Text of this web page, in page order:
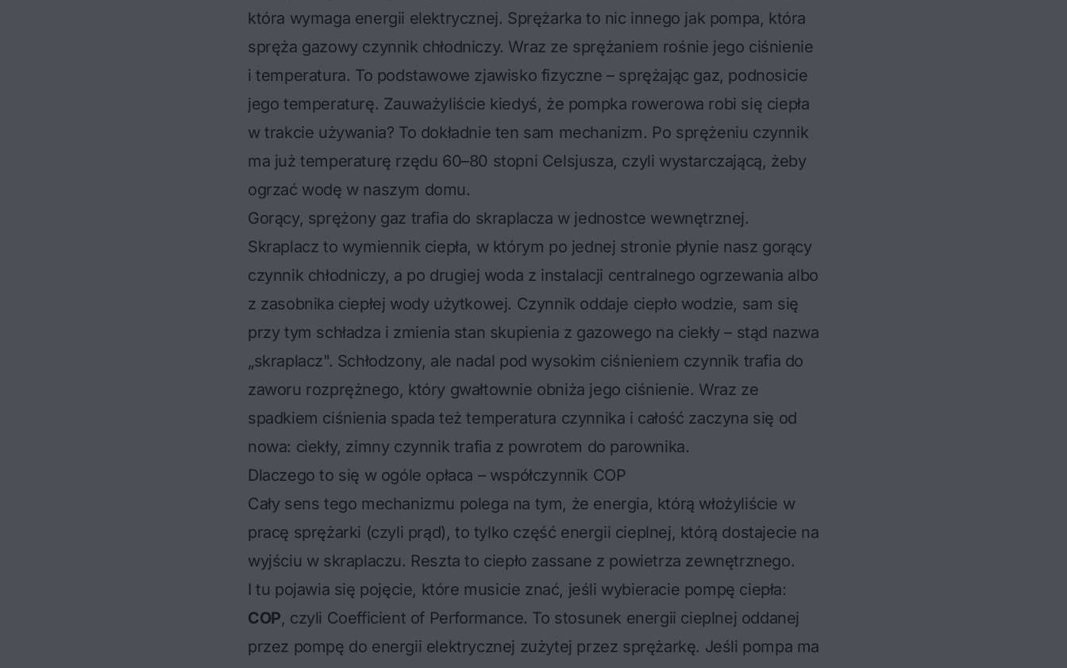
która wymaga energii elektrycznej. Sprężarka to nic innego jak pompa, która
spręża gazowy czynnik chłodniczy. Wraz ze sprężaniem rośnie jego ciśnienie
i temperatura. To podstawowe zjawisko fizyczne – sprężając gaz, podnosicie
jego temperaturę. Zauważyliście kiedyś, że pompka rowerowa robi się ciepła
w trakcie używania? To dokładnie ten sam mechanizm. Po sprężeniu czynnik
ma już temperaturę rzędu 60–80 stopni Celsjusza, czyli wystarczającą, żeby
ogrzać wodę w naszym domu.
Gorący, sprężony gaz trafia do skraplacza w jednostce wewnętrznej.
Skraplacz to wymiennik ciepła, w którym po jednej stronie płynie nasz gorący
czynnik chłodniczy, a po drugiej woda z instalacji centralnego ogrzewania albo
z zasobnika ciepłej wody użytkowej. Czynnik oddaje ciepło wodzie, sam się
przy tym schładza i zmienia stan skupienia z gazowego na ciekły – stąd nazwa
„skraplacz". Schłodzony, ale nadal pod wysokim ciśnieniem czynnik trafia do
zaworu rozprężnego, który gwałtownie obniża jego ciśnienie. Wraz ze
spadkiem ciśnienia spada też temperatura czynnika i całość zaczyna się od
nowa: ciekły, zimny czynnik trafia z powrotem do parownika.
Dlaczego to się w ogóle opłaca – współczynnik COP
Cały sens tego mechanizmu polega na tym, że energia, którą włożyliście w
pracę sprężarki (czyli prąd), to tylko część energii cieplnej, którą dostajecie na
wyjściu w skraplaczu. Reszta to ciepło zassane z powietrza zewnętrznego.
I tu pojawia się pojęcie, które musicie znać, jeśli wybieracie pompę ciepła:
COP, czyli Coefficient of Performance. To stosunek energii cieplnej oddanej
przez pompę do energii elektrycznej zużytej przez sprężarkę. Jeśli pompa ma